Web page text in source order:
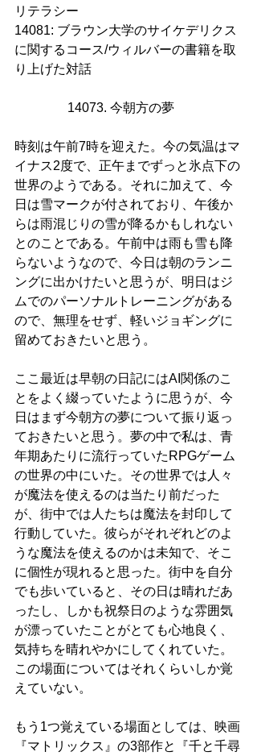
リテラシー
14081: ブラウン大学のサイケデリクス
に関するコース/ウィルバーの書籍を取
り上げた対話
14073. 今朝方の夢
時刻は午前7時を迎えた。今の気温はマ
イナス2度で、正午までずっと氷点下の
世界のようである。それに加えて、今
日は雪マークが付されており、午後か
らは雨混じりの雪が降るかもしれない
とのことである。午前中は雨も雪も降
らないようなので、今日は朝のランニ
ングに出かけたいと思うが、明日はジ
ムでのパーソナルトレーニングがある
ので、無理をせず、軽いジョギングに
留めておきたいと思う。
ここ最近は早朝の日記にはAI関係のこ
とをよく綴っていたように思うが、今
日はまず今朝方の夢について振り返っ
ておきたいと思う。夢の中で私は、青
年期あたりに流行っていたRPGゲーム
の世界の中にいた。その世界では人々
が魔法を使えるのは当たり前だった
が、街中では人たちは魔法を封印して
行動していた。彼らがそれぞれどのよ
うな魔法を使えるのかは未知で、そこ
に個性が現れると思った。街中を自分
でも歩いていると、その日は晴れだあ
ったし、しかも祝祭日のような雰囲気
が漂っていたことがとても心地良く、
気持ちを晴れやかにしてくれていた。
この場面についてはそれくらいしか覚
えていない。
もう1つ覚えている場面としては、映画
『マトリックス』の3部作と『千と千尋